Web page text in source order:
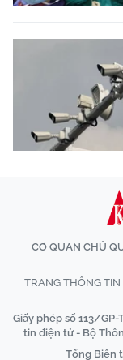
CƠ QUAN CHỦ
TRANG THÔNG
Giấy phép số 113/
tin điện tử - Bộ
Tổng Biên